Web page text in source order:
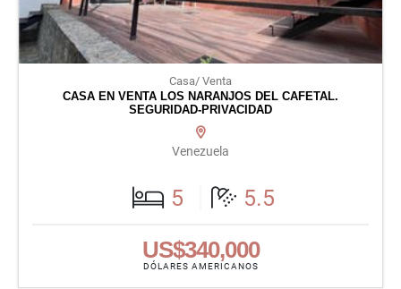
Casa/ Venta
CASA EN VENTA LOS NARANJOS DEL CAFETAL.
SEGURIDAD-PRIVACIDAD
Venezuela
5 5.5
US$340,000
DÓLARES AMERICANOS